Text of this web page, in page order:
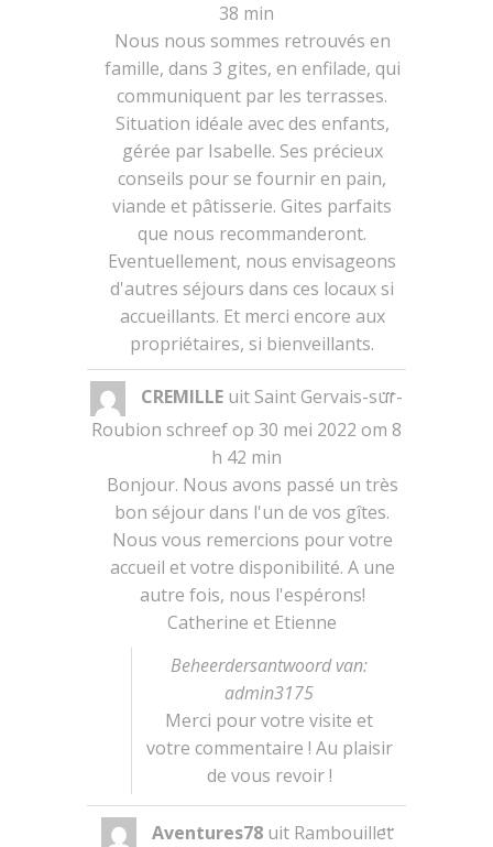
38 min
Nous nous sommes retrouvés en
famille, dans 3 gites, en enfilade, qui
communiquent par les terrasses.
Situation idéale avec des enfants,
gérée par Isabelle. Ses précieux
conseils pour se fournir en pain,
viande et pâtisserie. Gites parfaits
que nous recommanderont.
Eventuellement, nous envisageons
d'autres séjours dans ces locaux si
accueillants. Et merci encore aux
propriétaires, si bienveillants.
CREMILLE uit Saint Gervais-sur-
Roubion schreef op 30 mei 2022 om 8
h 42 min
Bonjour. Nous avons passé un très
bon séjour dans l'un de vos gîtes.
Nous vous remercions pour votre
accueil et votre disponibilité. A une
autre fois, nous l'espérons!
Catherine et Etienne
Beheerdersantwoord van:
admin3175
Merci pour votre visite et
votre commentaire ! Au plaisir
de vous revoir !
...
metabox.
Aventures78 uit Rambouillet
...